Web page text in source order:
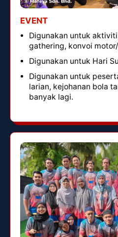
EVENT
Digunakan untuk
gathering, konvoi
Digunakan untuk Hari
Digunakan untuk
larian, kejohanan bola
banyak lagi.